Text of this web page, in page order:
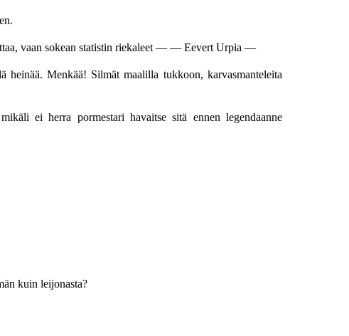
vaan sokean statistin riekaleet — — Eevert Urpia —
Menkää! Silmät maalilla tukkoon, karvasmanteleita
ei herra pormestari havaitse sitä ennen legendaanne
kuin leijonasta?